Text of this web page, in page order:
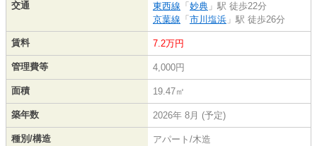
交通 東西線 「 妙典 」駅 徒歩22分
京葉線 「 市川塩浜 」駅 徒歩26分
賃料 7.2万円
管理費等 4,000円
面積 19.47㎡
築年数 2026年 8月 (予定)
種別/構造 アパート/木造